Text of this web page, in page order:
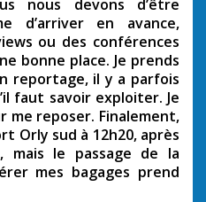
nous devons d’être
d’arriver en avance,
ou des conférences
bonne place. Je prends
reportage, il y a parfois
faut savoir exploiter. Je
me reposer. Finalement,
Orly sud à 12h20, après
mais le passage de la
mes bagages prend